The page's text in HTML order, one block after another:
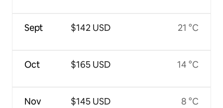
Sept
Oct
Nov
$142 USD
$165 USD
$145 USD
21 °C
14 °C
8 °C